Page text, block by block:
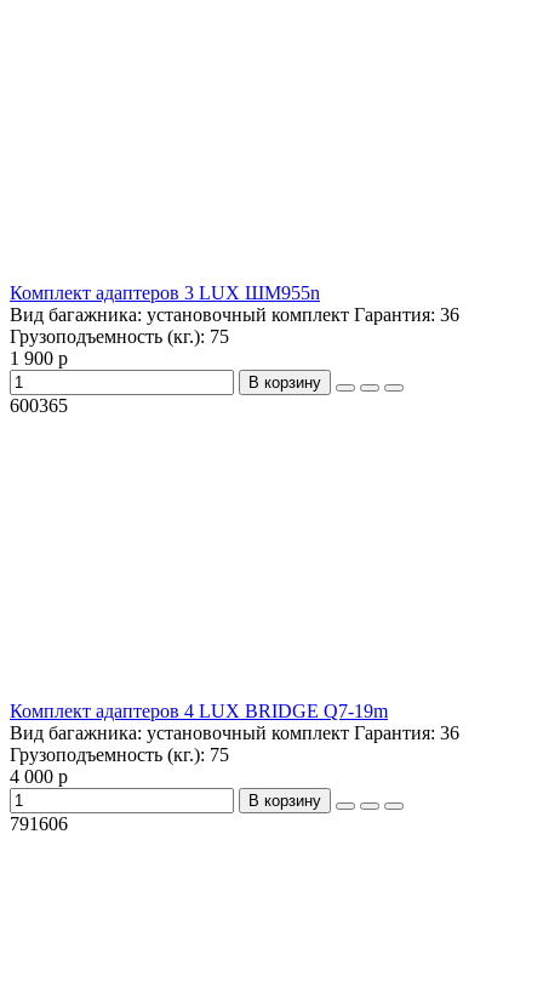
Комплект адаптеров 3 LUX ШМ955n
Вид багажника: установочный комплект Гарантия: 36
Грузоподъемность (кг.): 75
1 900 р
В корзину
600365
Комплект адаптеров 4 LUX BRIDGE Q7-19m
Вид багажника: установочный комплект Гарантия: 36
Грузоподъемность (кг.): 75
4 000 р
В корзину
791606